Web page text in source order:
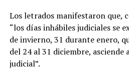
Los letrados manifestaron que,
“los días inhábiles judiciales se
de invierno, 31 durante enero,
del 24 al 31 diciembre, asciende
judicial”.